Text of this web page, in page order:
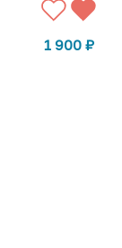
1 900 ₽